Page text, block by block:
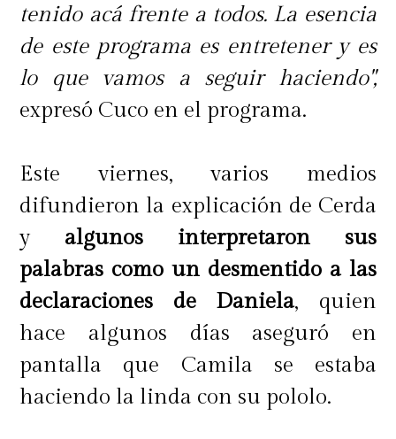
tenido acá frente a todos. La esencia
de este programa es entretener y es
lo que vamos a seguir haciendo",
expresó Cuco en el programa.
Este viernes, varios medios
difundieron la explicación de Cerda
yalgunos interpretaron sus
palabras como un desmentido a las
declaraciones de Daniela, quien
hace algunos días aseguró en
pantalla que Camila se estaba
haciendo la linda con su pololo.